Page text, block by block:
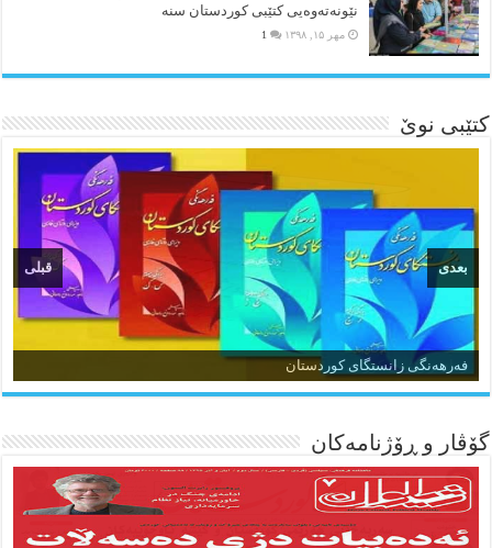
نێونەتەوەیی کتێبی کوردستان سنە
مهر ۱۵, ۱۳۹۸ 1
کتێبی نوێ
فەرهەنگی زانستگای کوردستان
زمان و وێژەی کوردی
قبلی بعدی
گۆڤار و ڕۆژنامه‌کان